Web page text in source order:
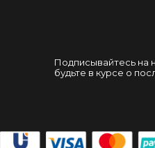
Подписывайтесь на
будьте в курсе о